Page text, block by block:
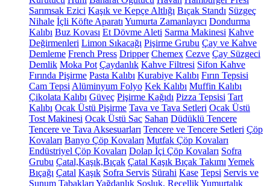
Sarımsak Ezici Kaşık ve Kepçe Altlığı Bıçak Standı Süzgeç
Nihale İçli Köfte Aparatı Yumurta Zamanlayıcı Dondurma
Kalıbı Buz Kovası Et Dövme Aleti Sarma Makinesi Kahve
Değirmenleri Limon Sıkacağı Pişirme Grubu Çay ve Kahve
Demleme French Press Dripper Chemex Cezve Çay Süzgeci
Demlik Moka Pot Çaydanlık Kahve Filtresi Sifon Kahve
Fırında Pişirme Pasta Kalıbı Kurabiye Kalıbı Fırın Tepsisi
Cam Tepsi Alüminyum Folyo Kek Kalıbı Muffin Kalıbı
Çikolata Kalıbı Güveç Pişirme Kağıdı Pizza Tepsisi Tart
Kalıbı Ocak Üstü Pişirme Tava ve Tava Setleri Ocak Üstü
Tost Makinesi Ocak Üstü Sac Sahan Düdüklü Tencere
Tencere ve Tava Aksesuarları Tencere ve Tencere Setleri Çöp
Kovaları Banyo Çöp Kovaları Mutfak Çöp Kovaları
Endüstriyel Çöp Kovaları Dolap İçi Çöp Kovaları Sofra
Grubu Çatal,Kaşık,Bıçak Çatal Kaşık Bıçak Takımı Yemek
Bıçağı Çatal Kaşık Sofra Servis Sürahi Kase Tepsi Servis ve
Sunum Tabakları Yağdanlık Sosluk, ReçellikYumurtalık